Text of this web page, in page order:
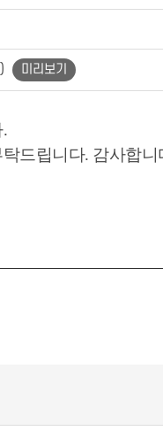
미리보기
드립니다. 감사합니